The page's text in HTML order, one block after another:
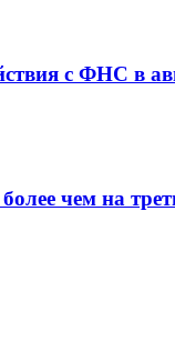
с ФНС в
чем на